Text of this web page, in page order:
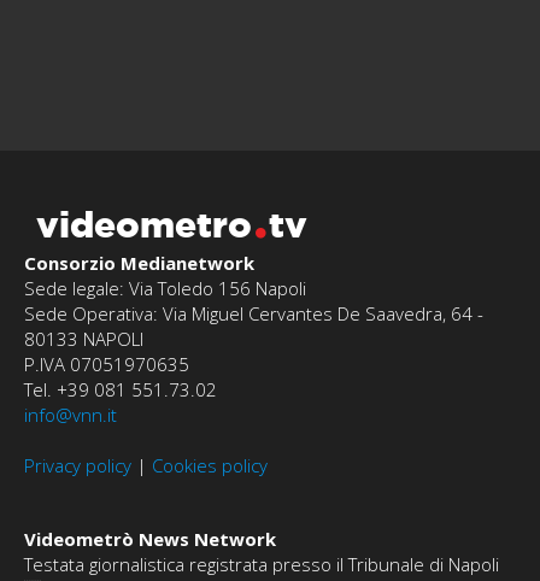
videometro tv
Consorzio Medianetwork
Sede legale: Via Toledo 156 Napoli
Sede Operativa: Via Miguel Cervantes De Saavedra, 64 -
80133 NAPOLI
P.IVA 07051970635
Tel. +39 081 551.73.02
info@vnn.it
Privacy policy | Cookies policy
Videometrò News Network
Testata giornalistica registrata presso il Tribunale di Napoli